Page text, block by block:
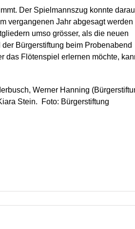
Der Spielmannszug konnte
vergangenen Jahr abgesagt werden
umso grösser, als die neuen
Bürgerstiftung beim Probenabend
das Flötenspiel erlernen möchte,
Werner Hanning
Stein. Foto: Bürgerstiftung